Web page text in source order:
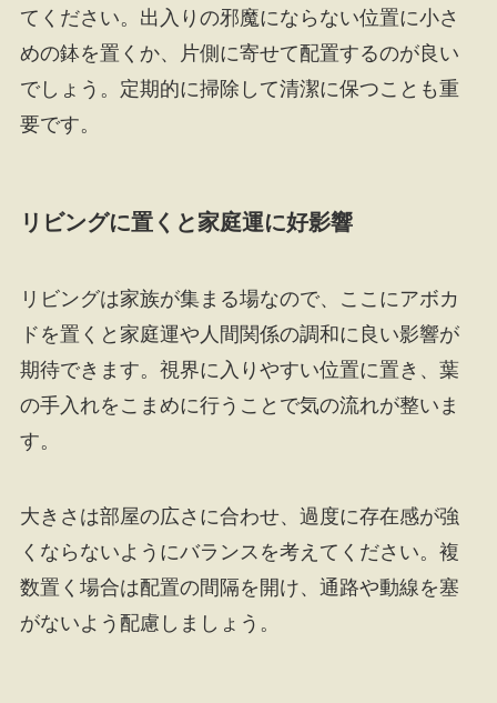
てください。出入りの邪魔にならない位置に小さ
めの鉢を置くか、片側に寄せて配置するのが良い
でしょう。定期的に掃除して清潔に保つことも重
要です。
リビングに置くと家庭運に好影響
リビングは家族が集まる場なので、ここにアボカ
ドを置くと家庭運や人間関係の調和に良い影響が
期待できます。視界に入りやすい位置に置き、葉
の手入れをこまめに行うことで気の流れが整いま
す。
大きさは部屋の広さに合わせ、過度に存在感が強
くならないようにバランスを考えてください。複
数置く場合は配置の間隔を開け、通路や動線を塞
がないよう配慮しましょう。